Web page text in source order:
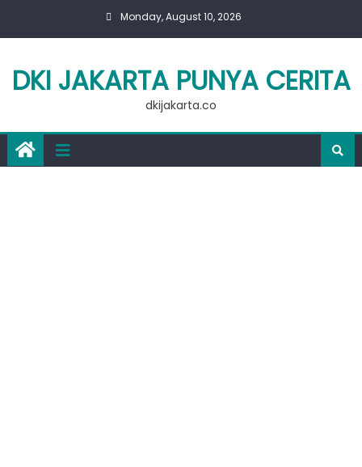
Monday, August 10, 2026
DKI JAKARTA PUNYA CERITA
dkijakarta.co